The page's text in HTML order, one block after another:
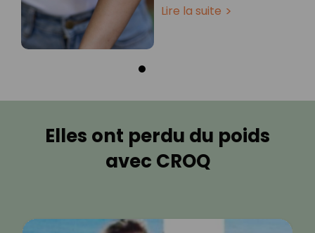
Lire la suite
Elles ont perdu du poids
avec CROQ